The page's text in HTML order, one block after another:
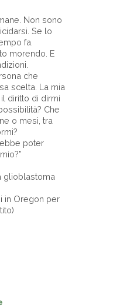
Non sono
Se lo
fa.
morendo. E
che
scelta. La mia
diritto di dirmi
Che
o mesi, tra
poter
glioblastoma
in Oregon per